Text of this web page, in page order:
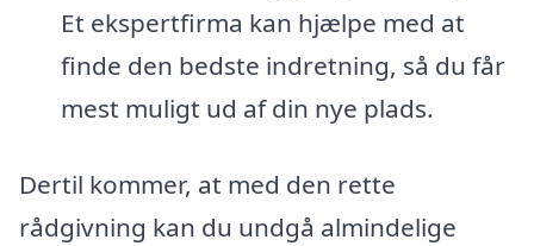
Et ekspertfirma kan hjælpe med at
finde den bedste indretning, så du får
mest muligt ud af din nye plads.
Dertil kommer, at med den rette
rådgivning kan du undgå almindelige